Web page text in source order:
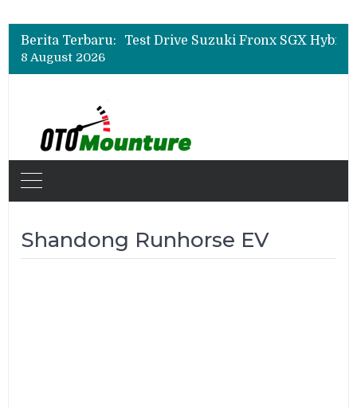
Berita Terbaru:
Beli Mobil Jangan Cuma Lihat Cicilan, TAF dan OJK Tekankan Pentingnya Literasi Keuangan
Beli Mobil Jangan Cuma Lihat Cicilan, TAF dan OJK Tekankan Pentingnya Literasi Keuangan
8 August 2026
Shandong Runhorse EV